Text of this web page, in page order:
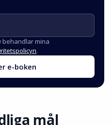
behandlar mina
.
e-boken
mål